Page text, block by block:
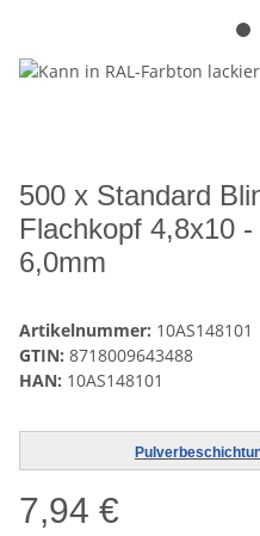
500 x Standard
Flachkopf 4,8x10
6,0mm
Artikelnummer: 10AS148101
GTIN: 8718009643488
HAN: 10AS148101
7,94 €